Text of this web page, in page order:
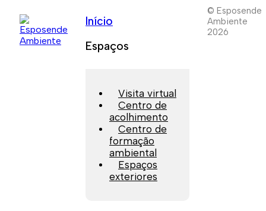
Início
Espaços
Visita virtual
Centro de
acolhimento
Centro de
formação
ambiental
Espaços
exteriores
© Esposende
Ambiente
2026